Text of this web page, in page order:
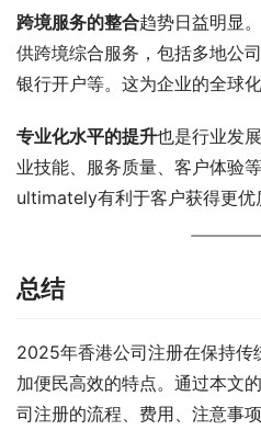
跨境服务的整合趋势日益明显
供跨境综合服务，包括多地公
银行开户等。这为企业的全球
专业化水平的提升也是行业发
业技能、服务质量、客户体验
ultimately有利于客户获得更优
总结
2025年香港公司注册在保持传
加便民高效的特点。通过本文
司注册的流程、费用、注意事